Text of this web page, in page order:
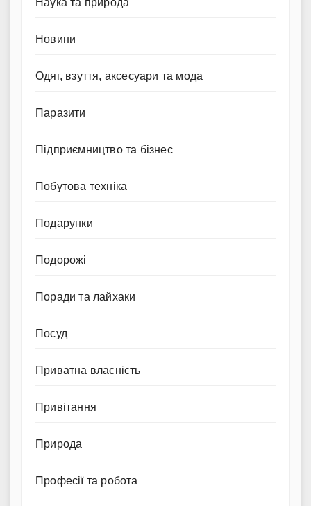
Новини
Одяг, взуття, аксесуари та мода
Паразити
Підприємництво та бізнес
Побутова техніка
Подарунки
Подорожі
Поради та лайхаки
Посуд
Приватна власність
Привітання
Природа
Професії та робота